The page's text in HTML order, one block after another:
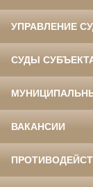
УПРАВЛЕНИЕ
СУДЫ
ВАКАНСИИ